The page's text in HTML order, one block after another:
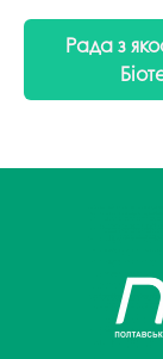
Рада з